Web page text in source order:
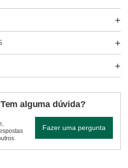
alguma dúvida?
Fazer uma pergunta